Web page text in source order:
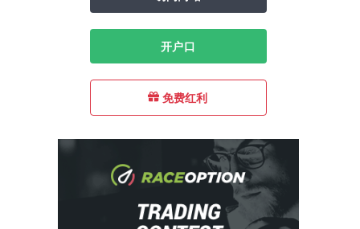
开户口
免费红利